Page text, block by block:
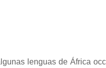
lenguas de África